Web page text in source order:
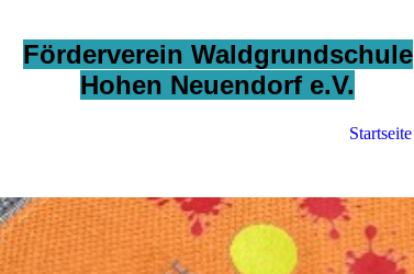
Förderverein Waldgrundschule
Hohen Neuendorf e.V.
Startseite